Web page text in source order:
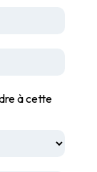
à cette